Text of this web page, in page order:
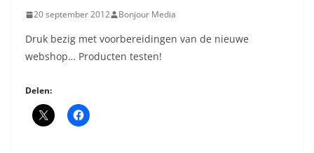
20 september 2012 Bonjour Media
Druk bezig met voorbereidingen van de nieuwe
webshop… Producten testen!
Delen: